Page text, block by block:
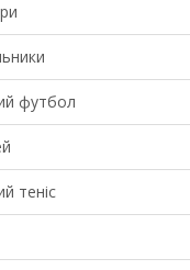
футбол
теніс